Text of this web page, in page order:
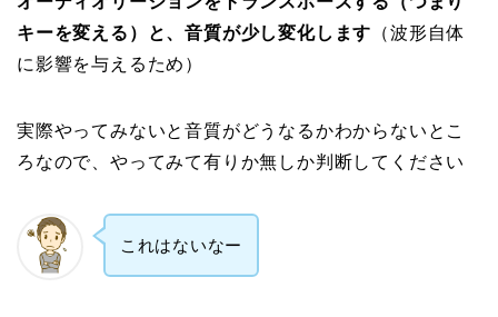
キーを変える）と、音質が少し変化します （波形自体
に影響を与えるため）
実際やってみないと音質がどうなるかわからないとこ
ろなので、やってみて有りか無しか判断してください
これはないなー